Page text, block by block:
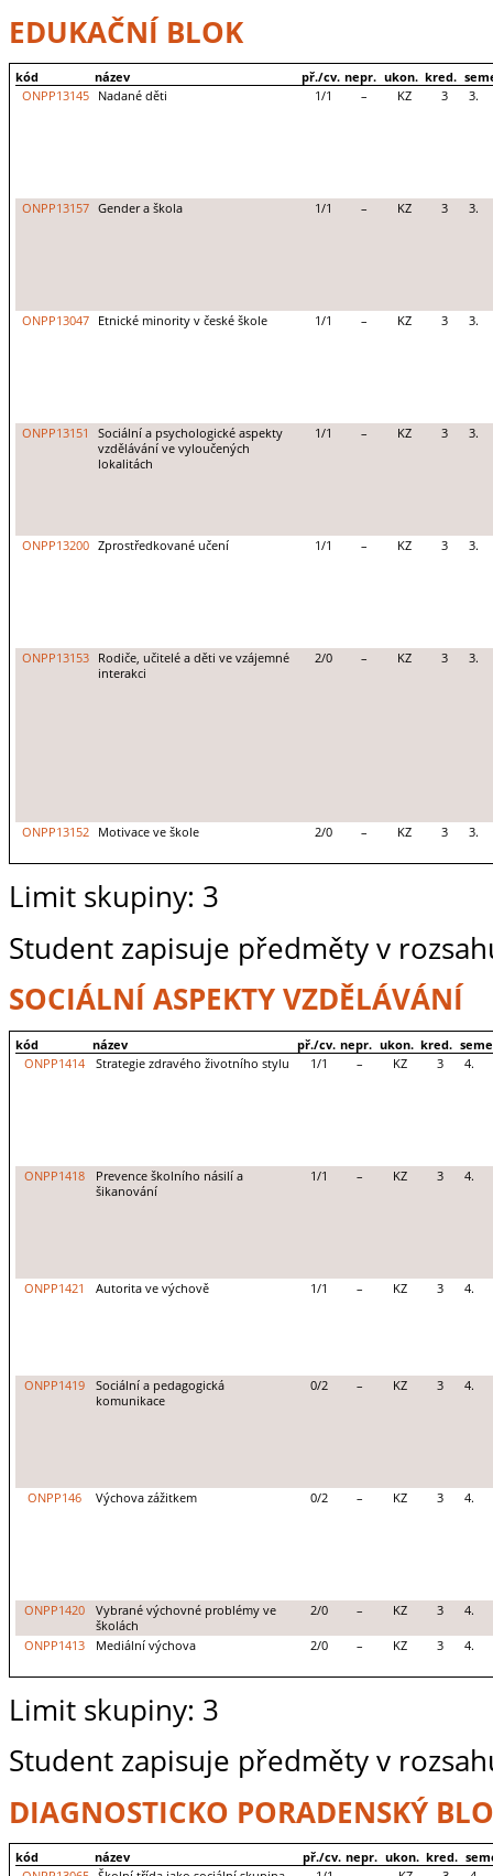
EDUKAČNÍ BLOK
kód název př./cv. nepr. ukon. kred.
ONPP13145
Nadané děti 1/1 – KZ 3 3.
ONPP13157 Gender a škola 1/1 – KZ 3 3.
ONPP13047 Etnické minority v české škole 1/1 – KZ 3 3.
ONPP13151
Sociální a psychologické aspekty
vzdělávání ve vyloučených
lokalitách
1/1 – KZ 3 3.
ONPP13200 Zprostředkované učení 1/1 – KZ 3 3.
ONPP13153
Rodiče, učitelé a děti ve vzájemné
interakci
2/0 – KZ 3 3.
ONPP13152 Motivace ve škole 2/0 – KZ 3 3.
Limit skupiny: 3
Student zapisuje předměty v
SOCIÁLNÍ ASPEKTY VZDĚLÁVÁNÍ
kód název př./cv. nepr. ukon. kred.
ONPP1414
Strategie zdravého životního stylu 1/1 – KZ 3 4.
ONPP1418
Prevence školního násilí a
šikanování
1/1 – KZ 3 4.
ONPP1421 Autorita ve výchově 1/1 – KZ 3 4.
ONPP1419
Sociální a pedagogická
komunikace
0/2 – KZ 3 4.
ONPP146 Výchova zážitkem 0/2 – KZ 3 4.
ONPP1420
Vybrané výchovné problémy ve
školách
2/0 – KZ 3 4.
ONPP1413 Mediální výchova 2/0 – KZ 3 4.
Limit skupiny: 3
Student zapisuje předměty v
DIAGNOSTICKO PORADENSKÝ
kód název př./cv. nepr. ukon. kred.